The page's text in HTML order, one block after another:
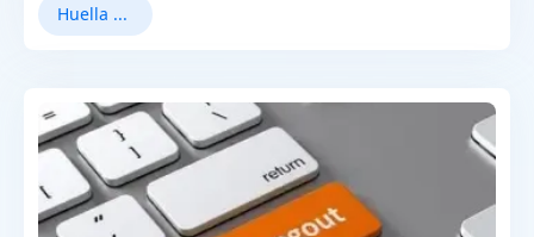
Huella digital del navegador